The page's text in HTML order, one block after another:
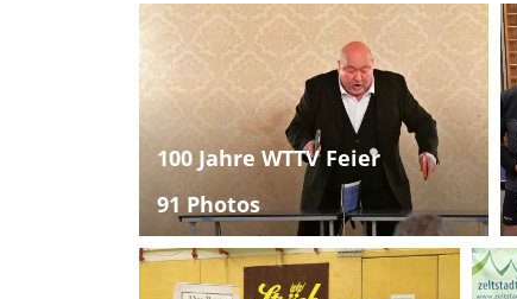
100 Jahre WTTV Feier
91 Photos